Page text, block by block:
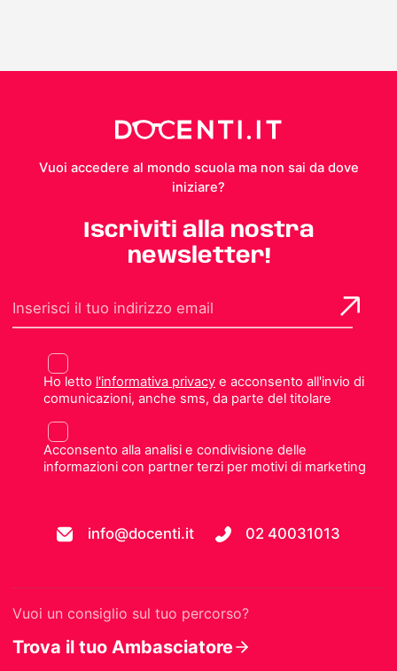
Vuoi accedere al mondo scuola ma non sai da dove
iniziare?
Iscriviti alla nostra
newsletter!
Ho letto l'informativa privacye acconsento all'invio di
comunicazioni, anche sms, da parte del titolare
Acconsento alla analisi e condivisione delle
informazioni con partner terzi per motivi di marketing
info@docenti.it 02 40031013
Vuoi un consiglio sul tuo percorso?
Trova il tuo Ambasciatore